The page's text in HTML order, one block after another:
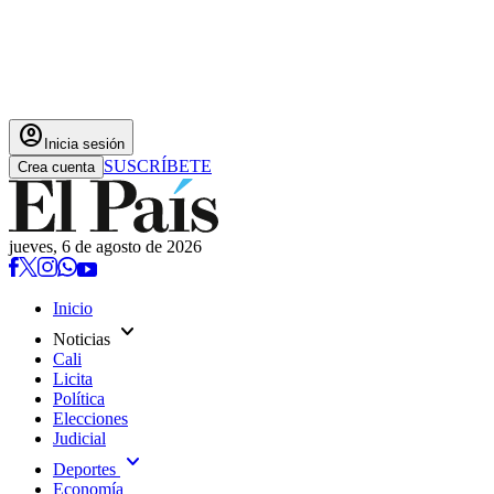
account_circle Inicia sesión
Crea cuenta SUSCRÍBETE
jueves, 6 de agosto de 2026
Inicio
Noticias expand_more
Cali
Licita
Política
Elecciones
Judicial
Deportes expand_more
Economía